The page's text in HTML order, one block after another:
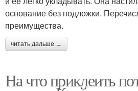
основание без подложки.
преимущества.
читать дальше →
На что приклеить